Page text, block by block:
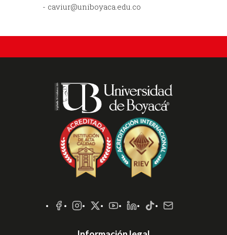
- caviur@uniboyaca.edu.co
Sociales